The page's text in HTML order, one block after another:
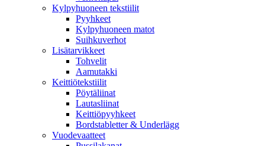
Kylpyhuoneen tekstiilit
Pyyhkeet
Kylpyhuoneen matot
Suihkuverhot
Lisätarvikkeet
Tohvelit
Aamutakki
Keittiötekstiilit
Pöytäliinat
Lautasliinat
Keittiöpyyhkeet
Bordstabletter & Underlägg
Vuodevaatteet